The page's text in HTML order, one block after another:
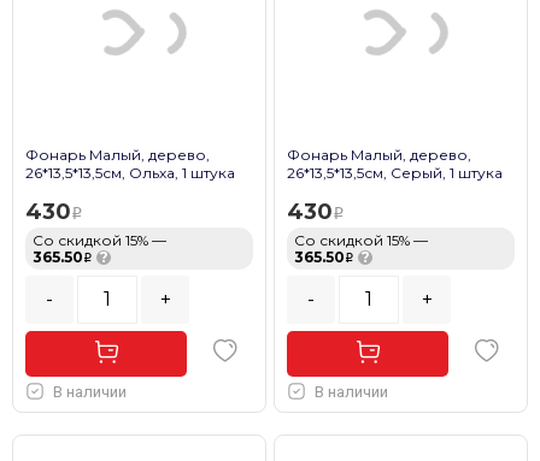
Фонарь Малый, дерево,
26*13,5*13,5см, Ольха, 1 штука
430
Со скидкой 15% —
365.50
?
- +
В наличии
Фонарь Малый, дерево,
26*13,5*13,5см, Серый, 1 штука
430
Со скидкой 15% —
365.50
?
- +
В наличии